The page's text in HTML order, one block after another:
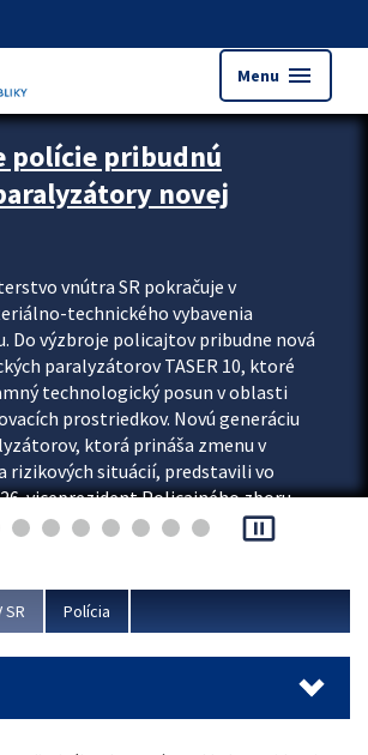
Menu menu
upútavok
polície pribudnú
novej
vnútra SR pokračuje v
technického vybavenia
Do výzbroje policajtov pribudne nová
paralyzátorov TASER 10, ktoré
technologický posun v oblasti
prostriedkov. Novú generáciu
ktorá prináša zmenu v
rizikových situácií, predstavili vo
viceprezident Policajného zboru
a riaditeľ odboru výcviku...
pause_presentation
Polícia